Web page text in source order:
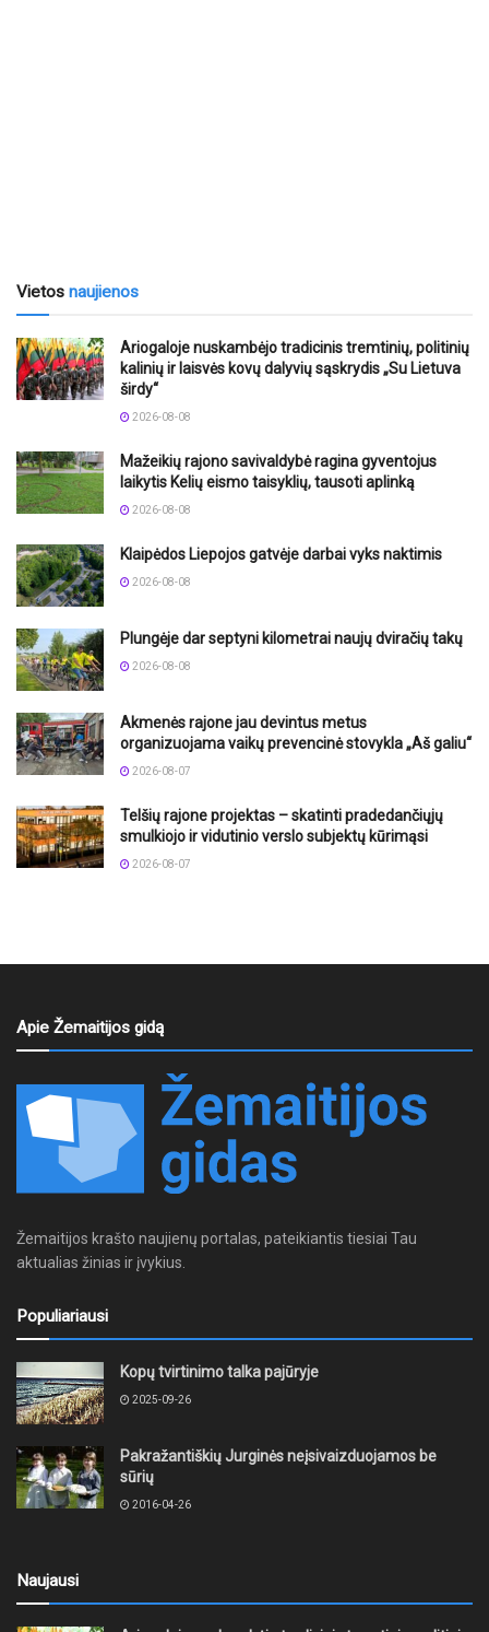
Vietos naujienos
Ariogaloje nuskambėjo tradicinis tremtinių, politinių
kalinių ir laisvės kovų dalyvių sąskrydis „Su Lietuva
širdy“
2026-08-08
Mažeikių rajono savivaldybė ragina gyventojus
laikytis Kelių eismo taisyklių, tausoti aplinką
2026-08-08
Klaipėdos Liepojos gatvėje darbai vyks naktimis
2026-08-08
Plungėje dar septyni kilometrai naujų dviračių takų
2026-08-08
Akmenės rajone jau devintus metus
organizuojama vaikų prevencinė stovykla „Aš galiu“
2026-08-07
Telšių rajone projektas – skatinti pradedančiųjų
smulkiojo ir vidutinio verslo subjektų kūrimąsi
2026-08-07
Apie Žemaitijos gidą
Žemaitijos krašto naujienų portalas, pateikiantis tiesiai Tau
aktualias žinias ir įvykius.
Populiariausi
Kopų tvirtinimo talka pajūryje
2025-09-26
Pakražantiškių Jurginės neįsivaizduojamos be
sūrių
2016-04-26
Naujausi